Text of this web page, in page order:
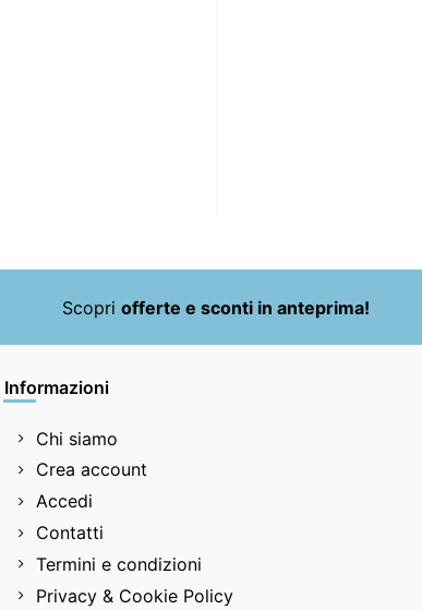
Scopri offerte e sconti in anteprima!
Informazioni
Chi siamo
Crea account
Accedi
Contatti
Termini e condizioni
Privacy & Cookie Policy